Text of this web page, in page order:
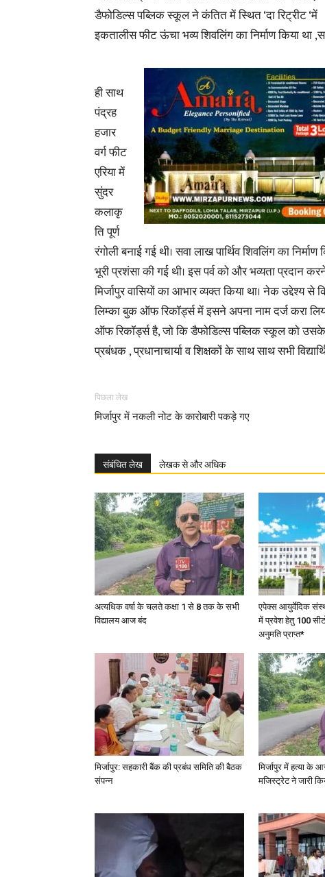
डैफोडिल्स पब्लिक स्कूल ने कंतित में स्थित ‘दा रिट्रीट ‘में
इकतालीस फीट ऊंचा भव्य शिवलिंग का निर्माण किया था
ही साथ
पंद्रह
हजार
वर्ग फीट
एरिया में
सुंदर
कलाकृ
ति पूर्ण
रंगोली बनाई गई थी। सवा लाख पार्थिव शिवलिंग का
भूरी प्रशंसा की गई थी। इस पर्व को और भव्यता प्रदान
मिर्जापुर वासियों का आभार व्यक्त किया था। नेक उद्देश्य
लिम्का बुक ऑफ रिकॉर्ड्स में इसने अपना नाम दर्ज करा
ऑफ रिकॉर्ड्स है, जो कि डैफोडिल्स पब्लिक स्कूल को
प्रबंधक , प्रधानाचार्या व शिक्षकों के साथ साथ सभी
पिछला लेख
मिर्जापुर में नकली नोट के कारोबारी पकड़े गए
संबंधित लेख लेखक से और अधिक
अत्यधिक वर्षा के चलते कक्षा 1 से 8 तक के सभी
विद्यालय आज बंद
एपेक्स आयुर्वेदिक
में प्रवेश हेतु 100
अनुमति प्राप्त*
मिर्जापुर: सहकारी बैंक की प्रबंध समिति की बैठक
संपन्न
मिर्जापुर में हत्या के
मजिस्ट्रेट ने जारी